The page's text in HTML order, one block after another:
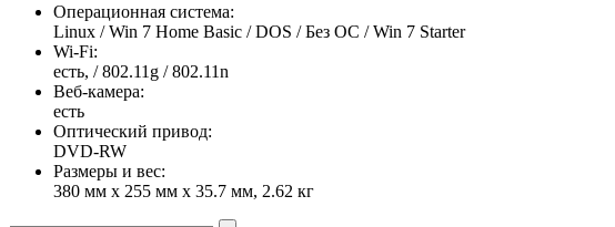
Операционная система:
Linux / Win 7 Home Basic / DOS / Без ОС / Win 7 Starter
Wi-Fi:
есть, / 802.11g / 802.11n
Веб-камера:
есть
Оптический привод:
DVD-RW
Размеры и вес:
380 мм x 255 мм x 35.7 мм, 2.62 кг